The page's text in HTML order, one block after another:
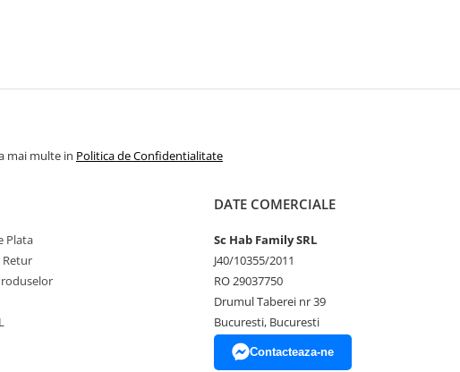
mai multe in Politica de Confidentialitate
Plata
Retur
DATE COMERCIALE
Sc Hab Family SRL
J40/10355/2011
RO 29037750
Drumul Taberei nr 39
Bucuresti, Bucuresti
Contacteaza-ne